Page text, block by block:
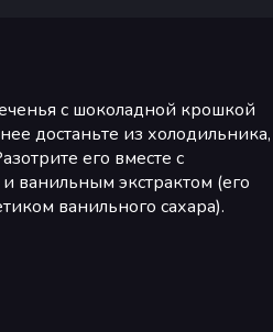
с шоколадной крошкой
достаньте из холодильника,
его вместе с
ванильным экстрактом (его
ванильного сахара).